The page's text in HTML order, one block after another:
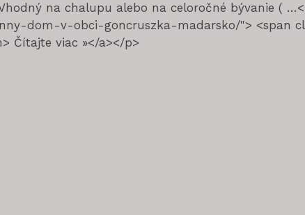
na chalupu alebo na celoročné bývanie (
dom-v-obci-goncruszka-madarsko/"> <span
Čítajte viac »</a></p>